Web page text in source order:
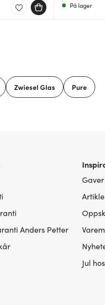
På lager
Zwiesel Glas Pure
Anders Petter
Gaver
Jul